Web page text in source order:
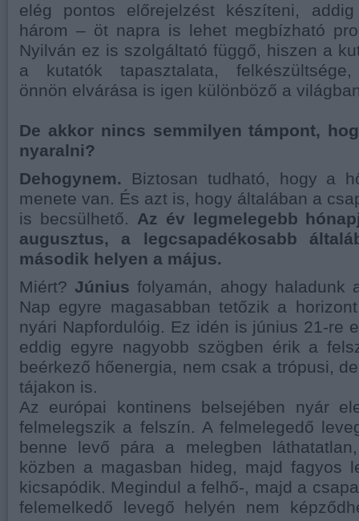
elég pontos előrejelzést készíteni,
három – öt napra is lehet megbízható
Nyilván ez is szolgáltató függő, hiszen a
a kutatók tapasztalata, felkészültsége,
önnön elvárása is igen különböző a
De akkor nincs semmilyen támpont,
nyaralni?
Dehogynem. Biztosan tudható, hogy a
menete van. És azt is, hogy általában a
is becsülhető. Az év legmelegebb
augusztus, a legcsapadékosabb
második helyen a május.
Miért? Júniusfolyamán, ahogy haladunk
Nap egyre magasabban tetőzik a
nyári Napfordulóig. Ez idén is június 21-re
eddig egyre nagyobb szögben érik a
beérkező hőenergia, nem csak a trópusi,
tájakon is.
Az európai kontinens belsejében nyár
felmelegszik a felszín. A felmelegedő
benne levő pára a melegben
közben a magasban hideg, majd fagyos
kicsapódik. Megindul a felhő-, majd a
felemelkedő levegő helyén nem